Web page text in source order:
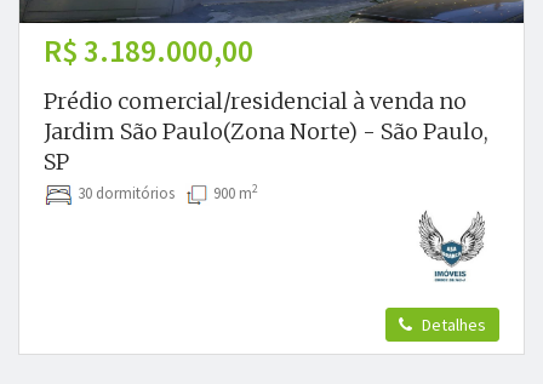
R$ 3.189.000,00
Prédio comercial/residencial à venda no
Jardim São Paulo(Zona Norte) - São Paulo,
SP
30 dormitórios 900 m2
Detalhes